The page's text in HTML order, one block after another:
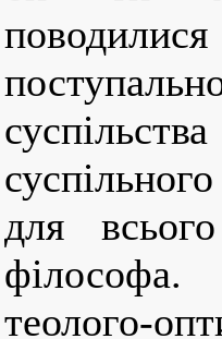
для
філософа.
теолого-